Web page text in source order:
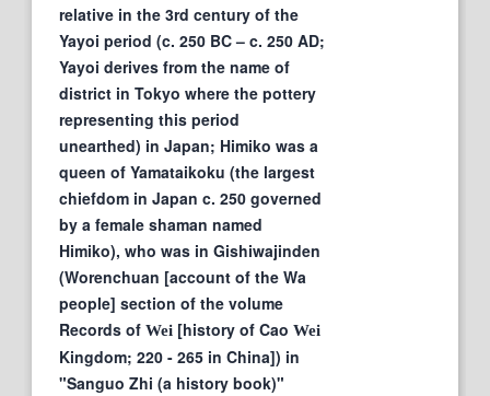
relative in the 3rd century of the
Yayoi period (c. 250 BC – c. 250 AD;
Yayoi derives from the name of
district in Tokyo where the pottery
representing this period
unearthed) in Japan; Himiko was a
queen of Yamataikoku (the largest
chiefdom in Japan c. 250 governed
by a female shaman named
Himiko), who was in Gishiwajinden
(Worenchuan [account of the Wa
people] section of the volume
Records of Wei [history of Cao Wei
Kingdom; 220 - 265 in China]) in
"Sanguo Zhi (a history book)"